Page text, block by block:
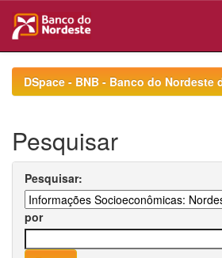
navigationDSpace - BNB - Banco do Nordeste
Pesquisar
Pesquisar:
por